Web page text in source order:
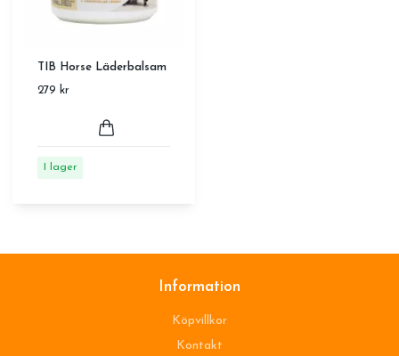
TIB Horse Läderbalsam
279 kr
I lager
Information
Köpvillkor
Kontakt